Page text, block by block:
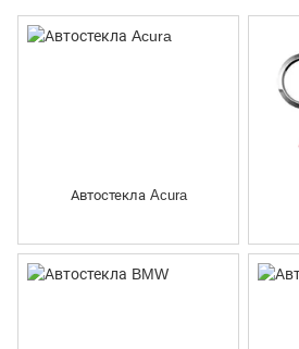
Автостекла Acura